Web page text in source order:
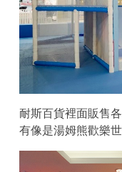
耐斯百貨裡面販售
有像是湯姆熊歡樂